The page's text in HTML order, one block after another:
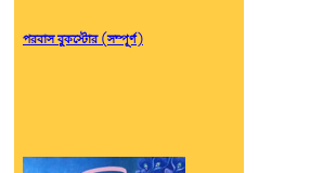
পরবাস বুকস্টোর (সম্পূর্ণ)